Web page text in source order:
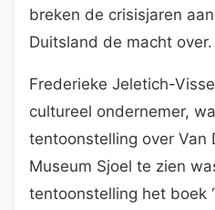
breken de crisisjaren
Duitsland de macht over.
Frederieke Jeletich-
cultureel ondernemer,
tentoonstelling over Van
Museum Sjoel te zien
tentoonstelling het boek